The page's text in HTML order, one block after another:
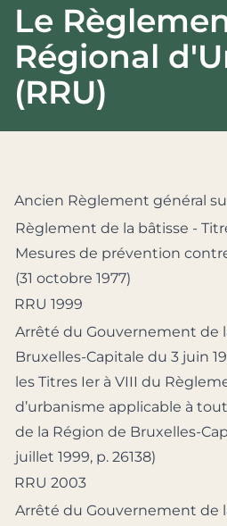
Le
Régional
(RRU)
Ancien Règlement général
Règlement de la bâtisse -
Mesures de prévention
(31 octobre 1977)
RRU 1999
Arrêté du Gouvernement de
Bruxelles-Capitale du 3 juin
les Titres Ier à VIII du
d’urbanisme applicable à
de la Région de Bruxelles-
juillet 1999, p. 26138)
RRU 2003
Arrêté du Gouvernement de